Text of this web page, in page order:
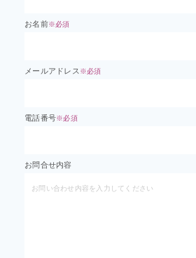
お名前※必須
メールアドレス ※必須
電話番号※必須
お問合せ内容